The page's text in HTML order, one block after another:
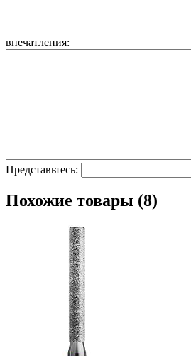
впечатления:
Представьтесь:
Похожие товары (8)